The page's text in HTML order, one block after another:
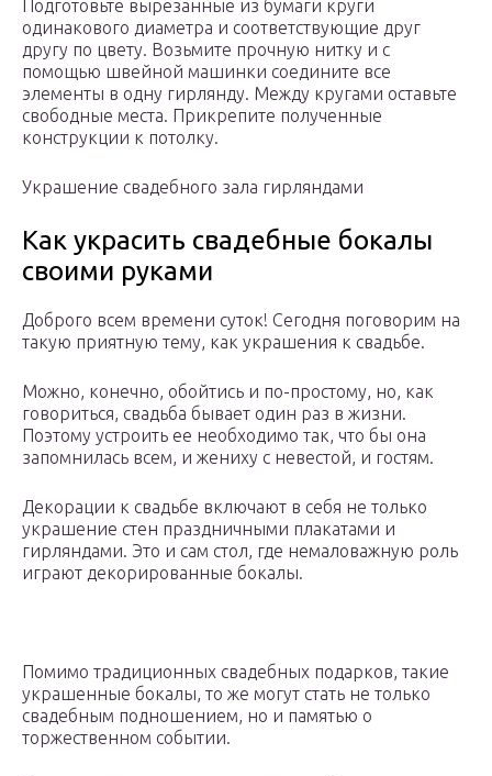
Подготовьте вырезанные из бумаги круги
одинакового диаметра и соответствующие друг
другу по цвету. Возьмите прочную нитку и с
помощью швейной машинки соедините все
элементы в одну гирлянду. Между кругами оставьте
свободные места. Прикрепите полученные
конструкции к потолку.
Украшение свадебного зала гирляндами
Как украсить свадебные бокалы
своими руками
Доброго всем времени суток! Сегодня поговорим на
такую приятную тему, как украшения к свадьбе.
Можно, конечно, обойтись и по-простому, но, как
говориться, свадьба бывает один раз в жизни.
Поэтому устроить ее необходимо так, что бы она
запомнилась всем, и жениху с невестой, и гостям.
Декорации к свадьбе включают в себя не только
украшение стен праздничными плакатами и
гирляндами. Это и сам стол, где немаловажную роль
играют декорированные бокалы.
Помимо традиционных свадебных подарков, такие
украшенные бокалы, то же могут стать не только
свадебным подношением, но и памятью о
торжественном событии.